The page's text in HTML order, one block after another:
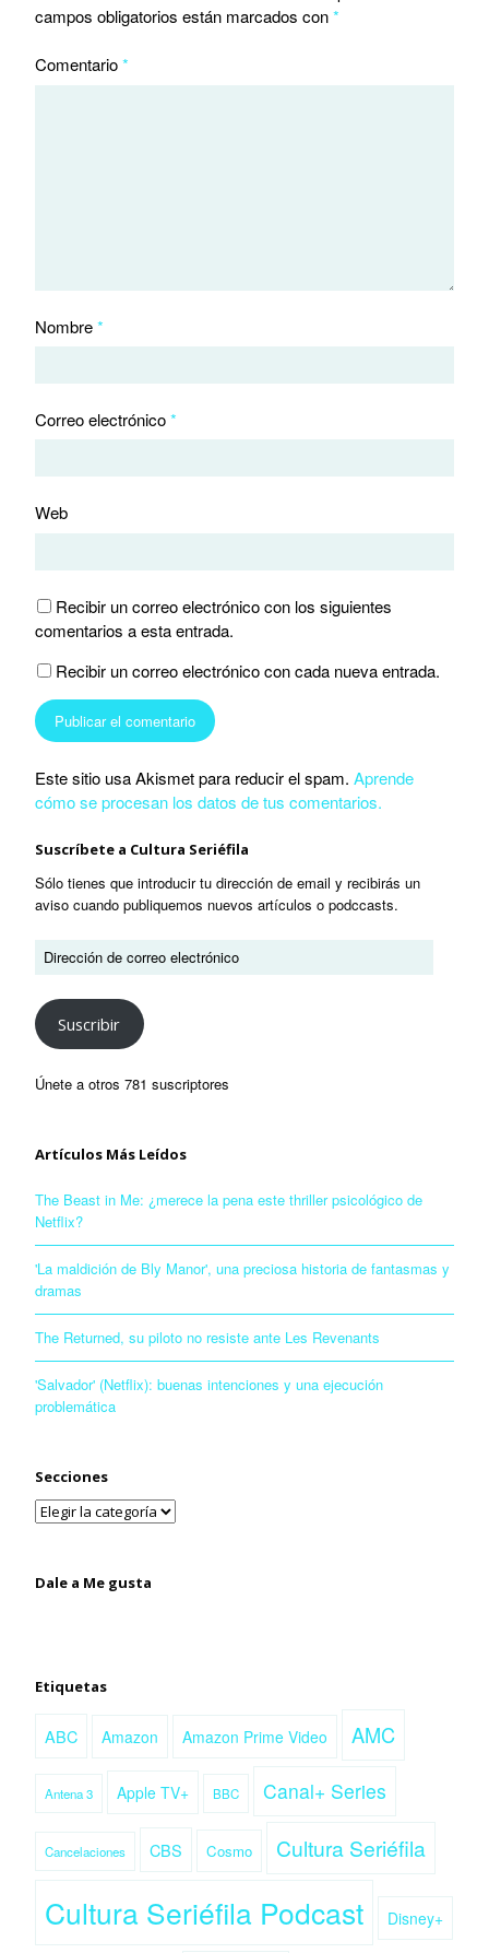
campos obligatorios están marcados con*
Comentario*
Nombre*
Correo electrónico*
Web
Recibir un correo electrónico con los siguientes
comentarios a esta entrada.
Recibir un correo electrónico con cada nueva entrada.
Este sitio usa Akismet para reducir el spam. Aprende
cómo se procesan los datos de tus comentarios.
Suscríbete a Cultura Seriéfila
Sólo tienes que introducir tu dirección de email y recibirás un
aviso cuando publiquemos nuevos artículos o podccasts.
Suscribir
Únete a otros 781 suscriptores
Artículos Más Leídos
The Beast in Me: ¿merece la pena este thriller psicológico de
Netflix?
'La maldición de Bly Manor', una preciosa historia de fantasmas y
dramas
The Returned, su piloto no resiste ante Les Revenants
'Salvador' (Netflix): buenas intenciones y una ejecución
problemática
Secciones
Dale a Me gusta
Etiquetas
ABC Amazon Amazon Prime Video AMC
Antena 3 Apple TV+ BBC Canal+ Series
Cancelaciones CBS Cosmo Cultura Seriéfila
Cultura Seriéfila Podcast Disney+